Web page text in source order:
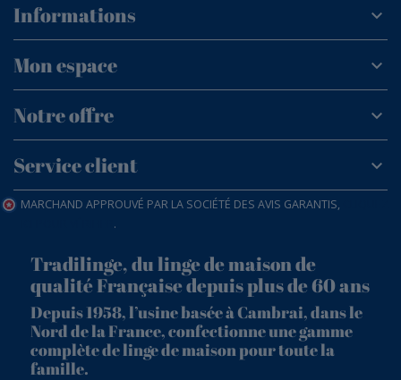
Informations
Mon espace
Notre offre
Service client
MARCHAND APPROUVÉ PAR LA SOCIÉTÉ DES AVIS GARANTIS,
.
Tradilinge, du linge de maison de
qualité Française depuis plus de 60 ans
Depuis 1958, l’usine basée à Cambrai, dans le
Nord de la France, confectionne une gamme
complète de linge de maison pour toute la
famille.